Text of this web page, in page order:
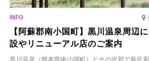
【阿蘇郡南小国町】黒川温泉周辺
設やリニューアル店のご案内
黒川温泉（熊本県南小国町）とその近郊で最近